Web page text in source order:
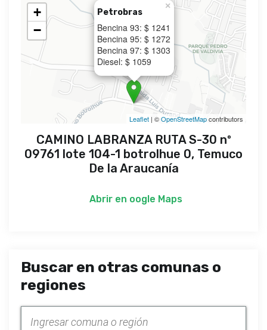
Petrobras
Bencina 93: $ 1241
Bencina 95: $ 1272
Bencina 97: $ 1303
Diesel: $ 1059
×
+
−
Leaflet | ©OpenStreetMapcontributors
CAMINO LABRANZA RUTA S-30 nº
09761 lote 104-1 botrolhue 0, Temuco
De la Araucanía
Abrir en oogle Maps
Buscar en otras comunas o
regiones